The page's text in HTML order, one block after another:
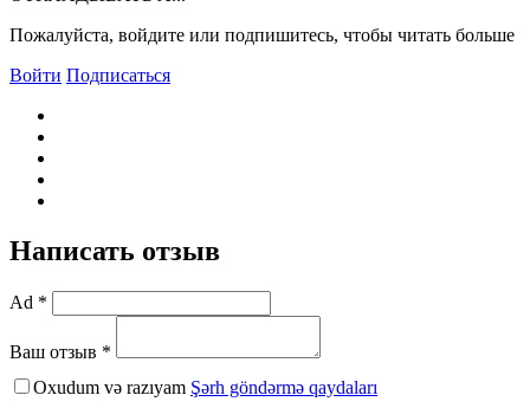
Пожалуйста, войдите или подпишитесь, чтобы читать больше
Войти Подписаться
Написать отзыв
Ad *
Ваш отзыв *
Oxudum və razıyam Şərh göndərmə qaydaları